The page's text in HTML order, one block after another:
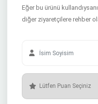
Eğer bu ürünü
diğer ziyaretçilere rehber